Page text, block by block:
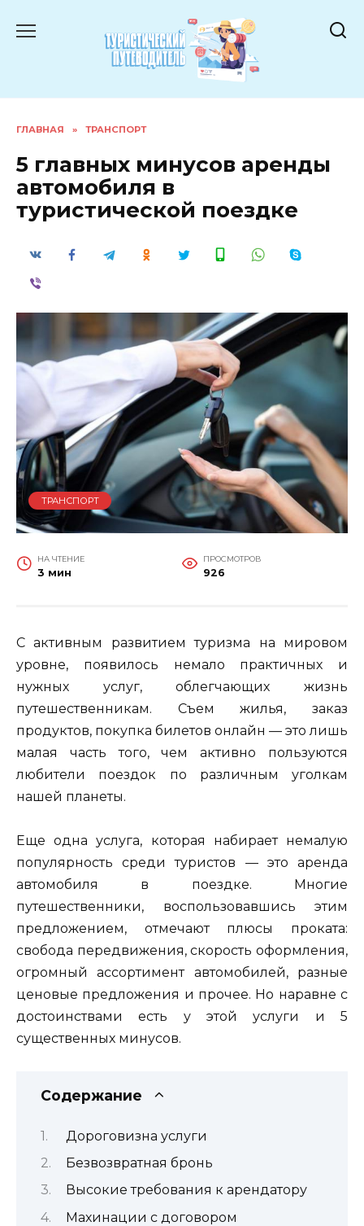
ГЛАВНАЯ » ТРАНСПОРТ
5 главных минусов аренды
автомобиля в
туристической поездке
ТРАНСПОРТ
НА ЧТЕНИЕ
3 мин
ПРОСМОТРОВ
926
С активным развитием туризма на мировом
уровне, появилось немало практичных и
нужных услуг, облегчающих жизнь
путешественникам. Съем жилья, заказ
продуктов, покупка билетов онлайн — это лишь
малая часть того, чем активно пользуются
любители поездок по различным уголкам
нашей планеты.
Еще одна услуга, которая набирает немалую
популярность среди туристов — это аренда
автомобиля в поездке. Многие
путешественники, воспользовавшись этим
предложением, отмечают плюсы проката:
свобода передвижения, скорость оформления,
огромный ассортимент автомобилей, разные
ценовые предложения и прочее. Но наравне с
достоинствами есть у этой услуги и 5
существенных минусов.
Содержание
Дороговизна услуги
Безвозвратная бронь
Высокие требования к арендатору
Махинации с договором